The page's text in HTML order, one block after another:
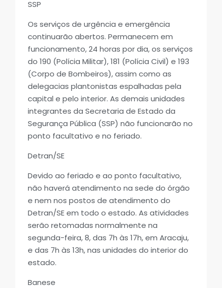
SSP
Os serviços de urgência e emergência
continuarão abertos. Permanecem em
funcionamento, 24 horas por dia, os serviços
do 190 (Polícia Militar), 181 (Polícia Civil) e 193
(Corpo de Bombeiros), assim como as
delegacias plantonistas espalhadas pela
capital e pelo interior. As demais unidades
integrantes da Secretaria de Estado da
Segurança Pública (SSP) não funcionarão no
ponto facultativo e no feriado.
Detran/SE
Devido ao feriado e ao ponto facultativo,
não haverá atendimento na sede do órgão
e nem nos postos de atendimento do
Detran/SE em todo o estado. As atividades
serão retomadas normalmente na
segunda-feira, 8, das 7h às 17h, em Aracaju,
e das 7h às 13h, nas unidades do interior do
estado.
Banese